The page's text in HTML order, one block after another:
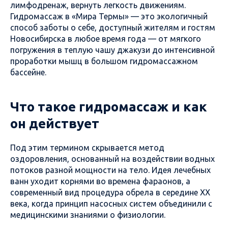
лимфодренаж, вернуть легкость движениям.
Гидромассаж в «Мира Термы» — это экологичный
способ заботы о себе, доступный жителям и гостям
Новосибирска в любое время года — от мягкого
погружения в теплую чашу джакузи до интенсивной
проработки мышц в большом гидромассажном
бассейне.
Что такое гидромассаж и как
он действует
Под этим термином скрывается метод
оздоровления, основанный на воздействии водных
потоков разной мощности на тело. Идея лечебных
ванн уходит корнями во времена фараонов, а
современный вид процедура обрела в середине XX
века, когда принцип насосных систем объединили с
медицинскими знаниями о физиологии.